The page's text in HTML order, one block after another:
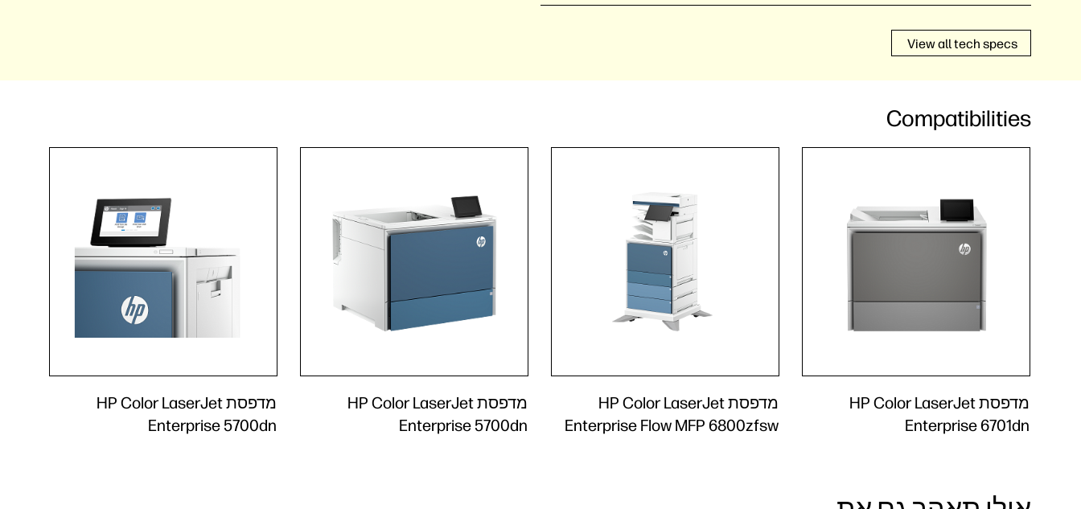
View all tech specs
Compatibilities
מדפסת HP Color LaserJet
Enterprise 5700dn
מדפסת HP Color LaserJet
Enterprise 5700dn
מדפסת HP Color LaserJet
Enterprise Flow MFP 6800zfsw
מדפסת HP Color LaserJet
Enterprise 6701dn